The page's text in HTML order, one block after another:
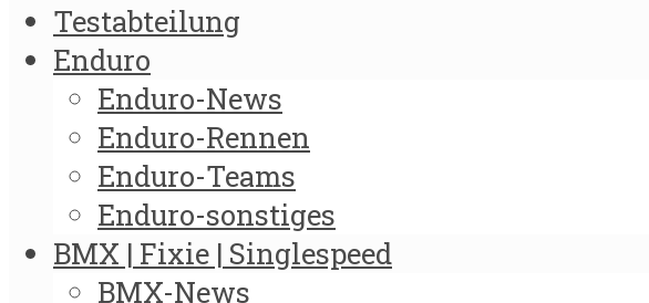
Testabteilung
Enduro
Enduro-News
Enduro-Rennen
Enduro-Teams
Enduro-sonstiges
BMX | Fixie | Singlespeed
BMX-News